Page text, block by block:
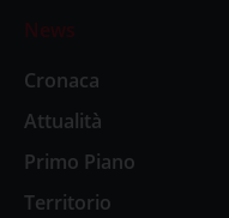
News
Cronaca
Attualità
Primo Piano
Territorio